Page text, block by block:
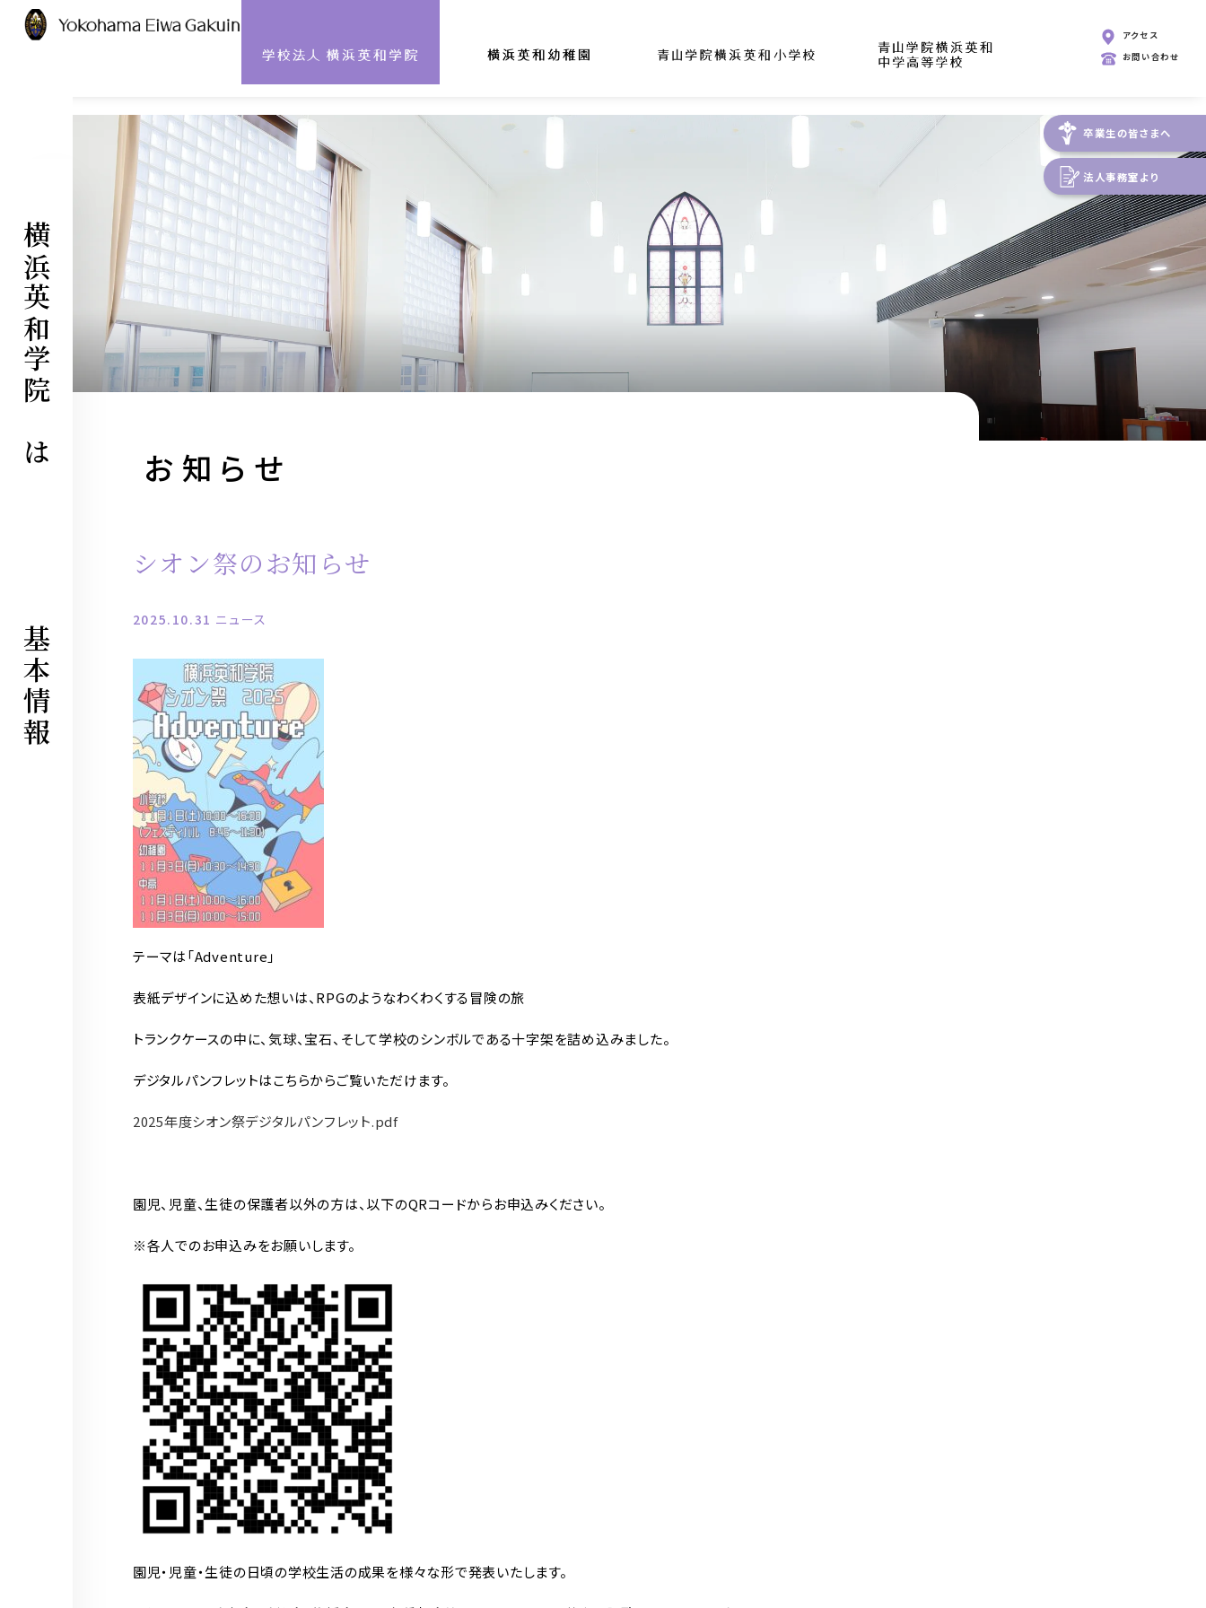
アクセス
お問い合わせ
卒業生の皆さまへ
法人事務室より
横浜英和学院
とは
基本情報
ABOUT US
沿革
建学の精神
メッセージ
校歌・校章
学院ニュース
チャペルだより
INFORMATION
安心・安全の取り組み
アクセス
お知らせ
シオン祭のお知らせ
2025.10.31 ニュース
テーマは「Adventure」
表紙デザインに込めた想いは、RPGのようなわくわくする冒険の旅
トランクケースの中に、気球、宝石、そして学校のシンボルである十字架を詰め込みました。
デジタルパンフレットはこちらからご覧いただけます。
2025年度シオン祭デジタルパンフレット.pdf
園児、児童、生徒の保護者以外の方は、以下のQRコードからお申込みください。
※各人でのお申込みをお願いします。
園児・児童・生徒の日頃の学校生活の成果を様々な形で発表いたします。